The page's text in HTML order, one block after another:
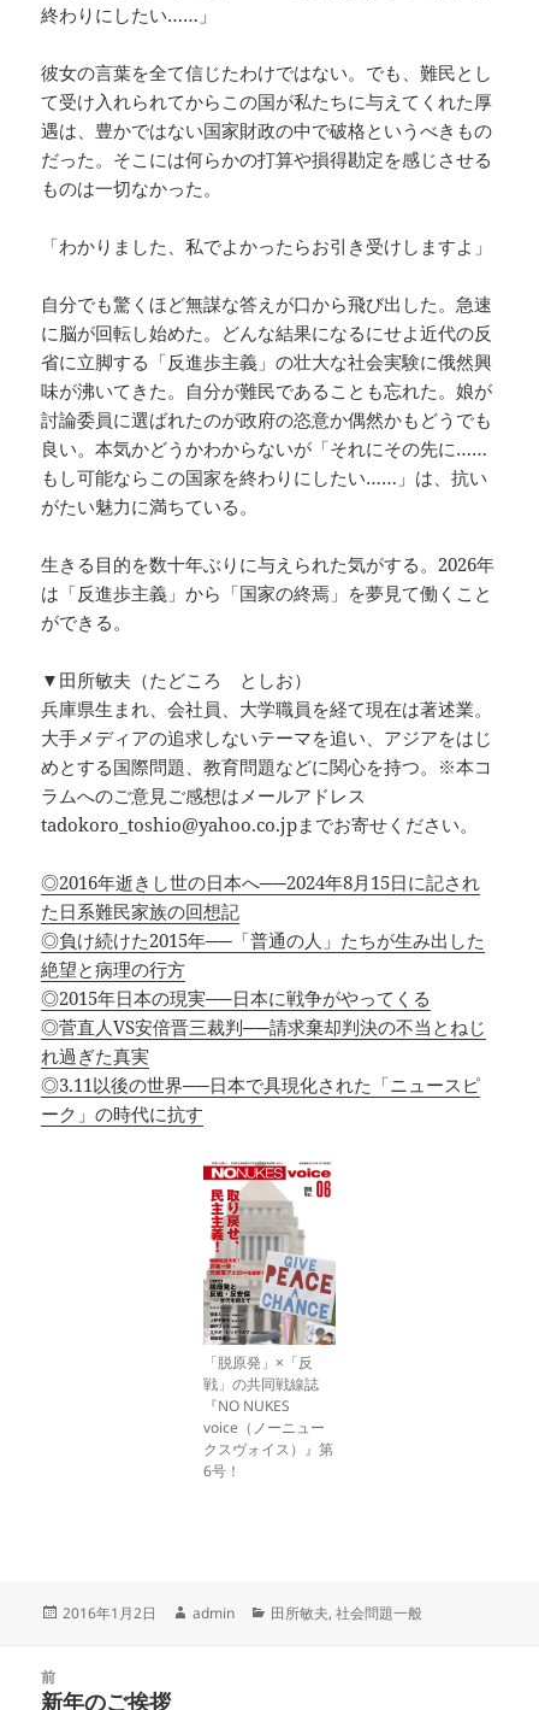
終わりにしたい……」
彼女の言葉を全て信じたわけではない。でも、難民とし
て受け入れられてからこの国が私たちに与えてくれた厚
遇は、豊かではない国家財政の中で破格というべきもの
だった。そこには何らかの打算や損得勘定を感じさせる
ものは一切なかった。
「わかりました、私でよかったらお引き受けしますよ」
自分でも驚くほど無謀な答えが口から飛び出した。急速
に脳が回転し始めた。どんな結果になるにせよ近代の反
省に立脚する「反進歩主義」の壮大な社会実験に俄然興
味が沸いてきた。自分が難民であることも忘れた。娘が
討論委員に選ばれたのが政府の恣意か偶然かもどうでも
良い。本気かどうかわからないが「それにその先に……
もし可能ならこの国家を終わりにしたい……」は、抗い
がたい魅力に満ちている。
生きる目的を数十年ぶりに与えられた気がする。2026年
は「反進歩主義」から「国家の終焉」を夢見て働くこと
ができる。
▼田所敏夫（たどころ としお）
兵庫県生まれ、会社員、大学職員を経て現在は著述業。
大手メディアの追求しないテーマを追い、アジアをはじ
めとする国際問題、教育問題などに関心を持つ。※本コ
ラムへのご意見ご感想はメールアドレス
tadokoro_toshio@yahoo.co.jpまでお寄せください。
◎2016年逝きし世の日本へ──2024年8月15日に記され
た日系難民家族の回想記
◎負け続けた2015年──「普通の人」たちが生み出した
絶望と病理の行方
◎2015年日本の現実──日本に戦争がやってくる
◎菅直人VS安倍晋三裁判──請求棄却判決の不当とねじ
れ過ぎた真実
◎3.11以後の世界──日本で具現化された「ニュースピ
ーク」の時代に抗す
「脱原発」×「反
戦」の共同戦線誌
『NO NUKES
voice（ノーニュー
クスヴォイス）』第
6号！
投
2016年1月2日
作
admin
カ
田所敏夫,社会問題一般
前
前
新年のご挨拶